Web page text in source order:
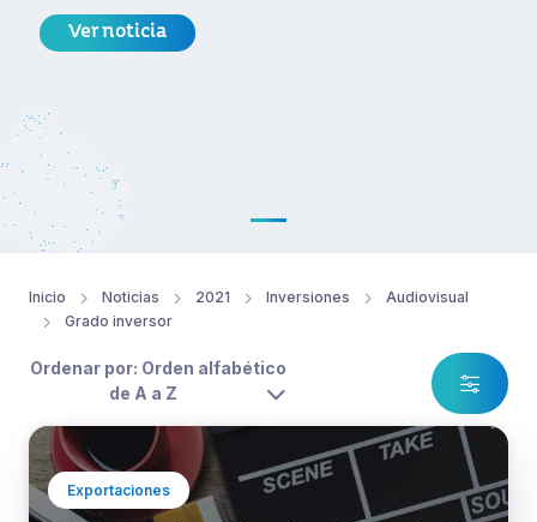
Ver noticia
Inicio Noticias 2021 Inversiones
Audiovisual
Grado inversor
Ordenar por: Orden alfabético
de A a Z
Exportaciones